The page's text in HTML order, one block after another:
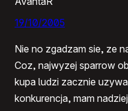
19/10/2005
Nie no zgadzam sie, ze
Coz, najwyzej sparrow
kupa ludzi zacznie
konkurencja, mam